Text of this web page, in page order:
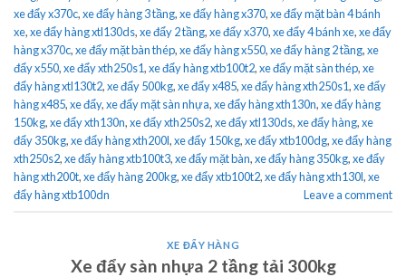
xe đẩy x370c,xe đẩy hàng 3 tầng,xe đẩy hàng x370,xe đẩy mặt bàn 4 bánh
xe,xe đẩy hàng xtl130ds,xe đẩy 2 tầng,xe đẩy x370,xe đẩy 4 bánh xe,xe đẩy
hàng x370c,xe đẩy mặt bàn thép,xe đẩy hàng x550,xe đẩy hàng 2 tầng,xe
đẩy x550,xe đẩy xth250s1,xe đẩy hàng xtb100t2,xe đẩy mặt sàn thép,xe
đẩy hàng xtl130t2,xe đẩy 500kg,xe đẩy x485,xe đẩy hàng xth250s1,xe đẩy
hàng x485,xe đẩy,xe đẩy mặt sàn nhựa,xe đẩy hàng xth130n,xe đẩy hàng
150kg,xe đẩy xth130n,xe đẩy xth250s2,xe đẩy xtl130ds,xe đẩy hàng,xe
đẩy 350kg,xe đẩy hàng xth200l,xe đẩy 150kg,xe đẩy xtb100dg,xe đẩy hàng
xth250s2,xe đẩy hàng xtb100t3,xe đẩy mặt bàn,xe đẩy hàng 350kg,xe đẩy
hàng xth200t,xe đẩy hàng 200kg,xe đẩy xtb100t2,xe đẩy hàng xth130l,xe
đẩy hàng xtb100dn
Leave a comment
XE ĐẨY HÀNG
Xe đẩy sàn nhựa 2 tầng tải 300kg